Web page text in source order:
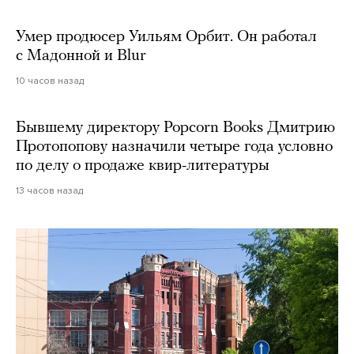
Умер продюсер Уильям Орбит. Он работал
с Мадонной и Blur
10 часов назад
Бывшему директору Popcorn Books Дмитрию
Протопопову назначили четыре года условно
по делу о продаже квир-литературы
13 часов назад